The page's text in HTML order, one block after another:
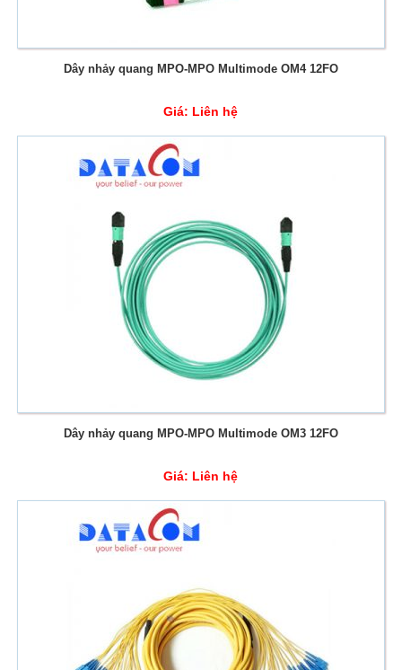
Dây nhảy quang MPO-MPO Multimode OM4 12FO
Giá: Liên hệ
Dây nhảy quang MPO-MPO Multimode OM3 12FO
Giá: Liên hệ